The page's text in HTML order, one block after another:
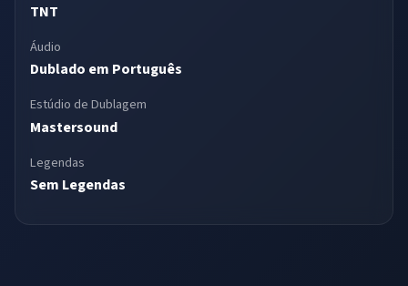
TNT
Áudio
Dublado em Português
Estúdio de Dublagem
Mastersound
Legendas
Sem Legendas